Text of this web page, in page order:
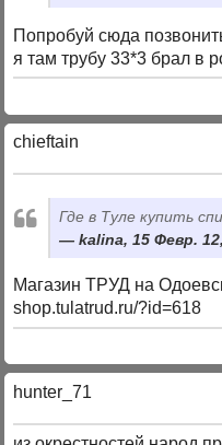
Попробуй сюда
я там трубу 33*3 брал в
chieftain
Где в Туле купить
kalina, 15 Февр.
Магазин ТРУД на
shop.tulatrud.ru/?id=618
hunter_71